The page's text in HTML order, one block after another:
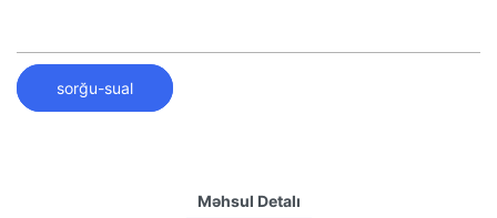
sorğu-sual
Məhsul Detalı